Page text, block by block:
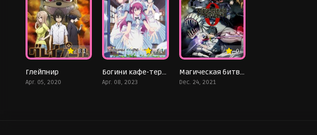
8.1
Глейпнир
Apr. 05, 2020
7.1
Богини кафе-террасы
Apr. 08, 2023
0
Магическая битва 0
Dec. 24, 2021